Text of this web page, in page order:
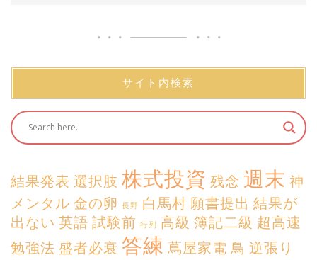
サイト内検索
結果発表 選択肢 株式投資 残念 週末 神
メンタル 金の卵 長野 白馬村 願書提出 結果が
出ない 英語 試験前 行列 高級 簿記二級 超高速
勉強法 盛者必衰 答練 蔦屋家電 鳥 逆張り